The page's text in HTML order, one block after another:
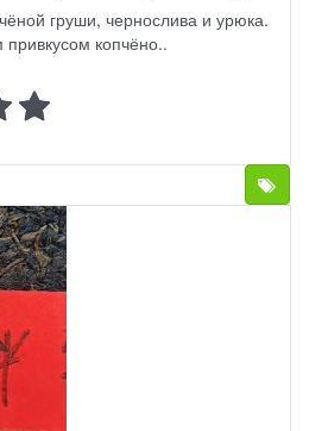
груши, чернослива и урюка.
привкусом копчёно..